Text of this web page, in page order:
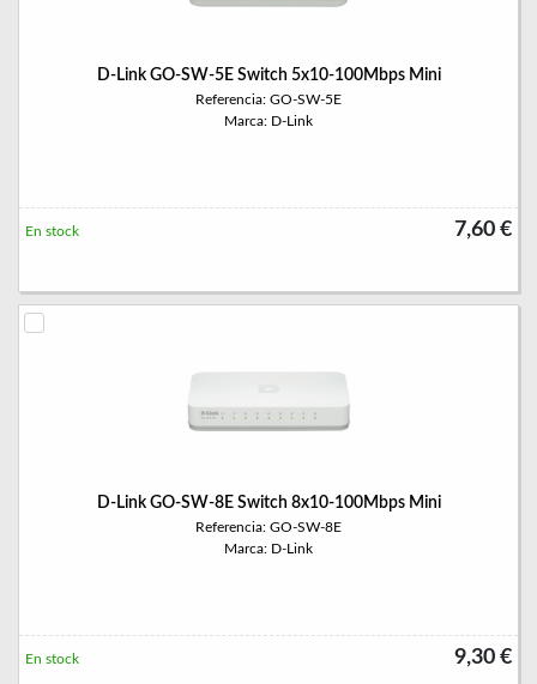
D-Link GO-SW-5E Switch 5x10-100Mbps Mini
Referencia: GO-SW-5E
Marca: D-Link
7,60 €
En stock
D-Link GO-SW-8E Switch 8x10-100Mbps Mini
Referencia: GO-SW-8E
Marca: D-Link
9,30 €
En stock